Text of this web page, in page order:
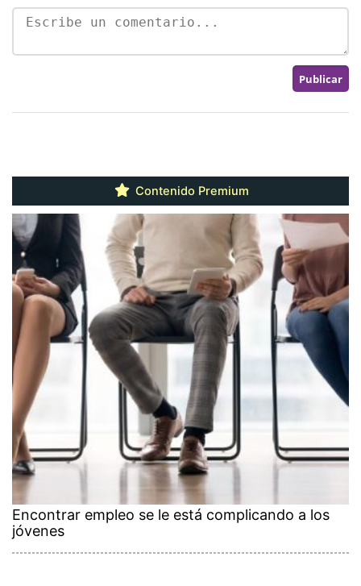
Contenido Premium
Encontrar empleo se le está complicando a los
jóvenes